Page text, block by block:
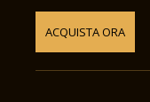
ACQUISTA ORA